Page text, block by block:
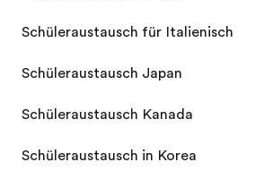
Schüleraustausch für Italienisch
Schüleraustausch Japan
Schüleraustausch Kanada
Schüleraustausch in Korea